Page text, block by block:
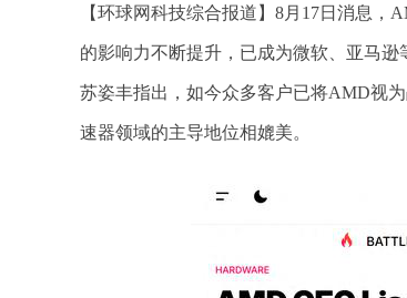
【环球网科技综合报道】8月17日消息
的影响力不断提升，已成为微软、亚马逊
苏姿丰指出，如今众多客户已将AMD视
速器领域的主导地位相媲美。